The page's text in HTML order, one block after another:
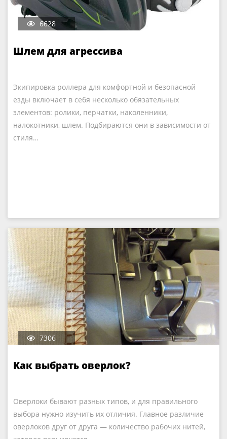
6628
Шлем для агрессива
Экипировка роллера для комфортной и безопасной
езды включает в себя несколько обязательных
элементов: ролики, перчатки, наколенники,
налокотники, шлем. Подбираются они в зависимости от
стиля…
7306
Как выбрать оверлок?
Оверлоки бывают разных типов, и для правильного
выбора нужно изучить их отличия. Главное различие
оверлоков друг от друга — количество рабочих нитей,